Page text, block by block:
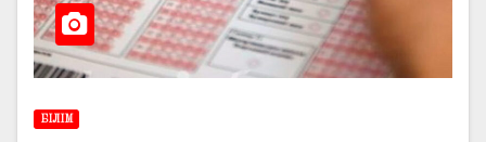
БІЛІМ